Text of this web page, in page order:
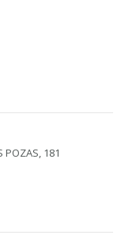
POZAS, 181